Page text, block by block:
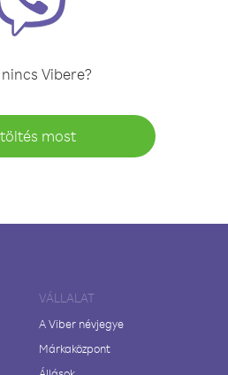
Vibere?
most
VÁLLALAT
A Viber névjegye
Márkaközpont